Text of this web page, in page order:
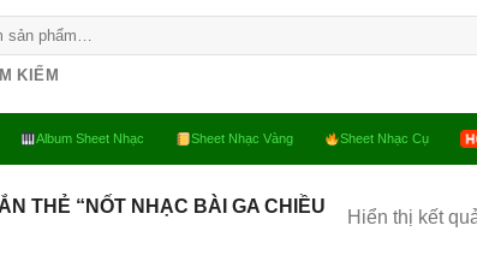
KIẾM
Album Sheet Nhạc Sheet Nhạc Vàng Sheet Nhạc Cụ
THẺ “NỐT NHẠC BÀI GA CHIỀU
Hiển thị kết